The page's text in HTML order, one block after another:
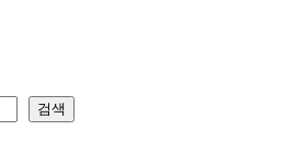
검색